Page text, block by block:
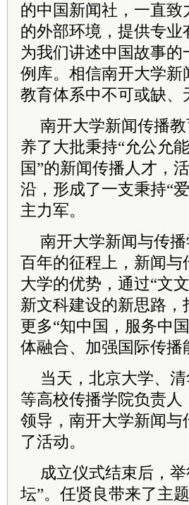
的中国新闻社，一直
的外部环境，提供专
为我们讲述中国故事
例库。相信南开大学
教育体系中不可或缺、
南开大学新闻传播
养了大批秉持“允公允
国”的新闻传播人才，
沿，形成了一支秉持“
主力军。
南开大学新闻与传
百年的征程上，新闻
大学的优势，通过“文
新文科建设的新思路
更多“知中国，服务中
体融合、加强国际传
当天，北京大学、
等高校传播学院负责
领导，南开大学新闻
了活动。
成立仪式结束后，
坛”。任贤良带来了主